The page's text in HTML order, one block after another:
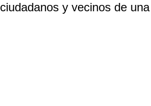
ciudadanos y vecinos de